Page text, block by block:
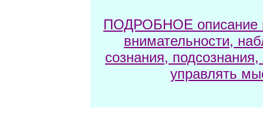
ПОДРОБНОЕ описание
внимательности,
сознания,
управлять